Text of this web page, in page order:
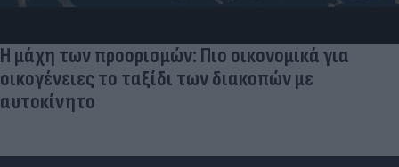
Η μάχη των προορισμών: Πιο οικονομικά για
οικογένειες το ταξίδι των διακοπών με
αυτοκίνητο